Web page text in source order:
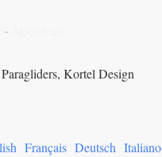
-
Kortel Design
Français Deutsch Italiano